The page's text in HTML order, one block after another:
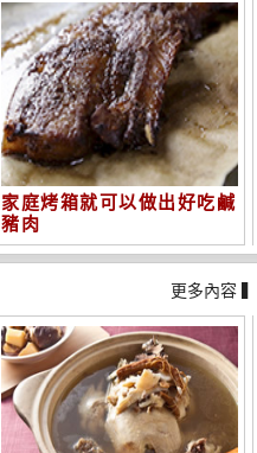
家庭烤箱就可以做出好吃鹹
豬肉
更多內容 ▍